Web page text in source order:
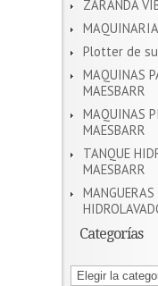
ZARANDA
Plotter de
MAQUINAS
MAESBARR
MAQUINAS
MAESBARR
TANQUE
MAESBARR
MANGUERAS
Categorías
Categorías